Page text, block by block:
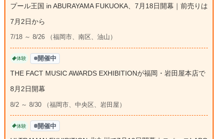
プール王国 in ABURAYAMA FUKUOKA、7月18日開幕｜前売りは
7月2日から
7/18 ～ 8/26 （福岡市、南区、油山）
体験 開催中
THE FACT MUSIC AWARDS EXHIBITIONが福岡・岩田屋本店で
8月2日開幕
8/2 ～ 8/30 （福岡市、中央区、岩田屋）
体験 開催中